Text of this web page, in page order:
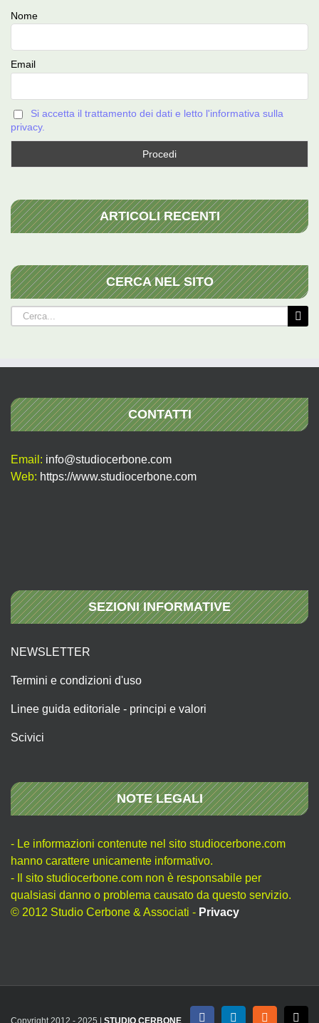
Nome
Email
Si accetta il trattamento dei dati e letto l'informativa sulla
privacy.
ARTICOLI RECENTI
CERCA NEL SITO
Cerca
per:
CONTATTI
Email: info@studiocerbone.com
Web: https://www.studiocerbone.com
SEZIONI INFORMATIVE
NEWSLETTER
Termini e condizioni d'uso
Linee guida editoriale - principi e valori
Scivici
NOTE LEGALI
- Le informazioni contenute nel sito studiocerbone.com
hanno carattere unicamente informativo.
- Il sito studiocerbone.com non è responsabile per
qualsiasi danno o problema causato da questo servizio.
© 2012 Studio Cerbone & Associati - Privacy